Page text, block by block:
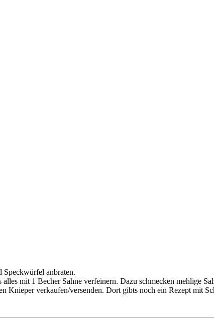
Speckwürfel anbraten.
mit 1 Becher Sahne verfeinern. Dazu schmecken mehlige
verkaufen/versenden. Dort gibts noch ein Rezept mit